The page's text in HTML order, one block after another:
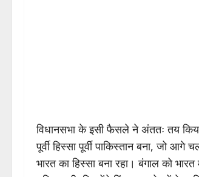
विधानसभा के इसी फैसले ने अंततः तय
पूर्वी हिस्सा पूर्वी पाकिस्तान बना, जो
भारत का हिस्सा बना रहा। बंगाल को